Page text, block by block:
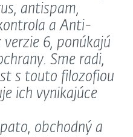
antispam,
a Anti-
6, ponúkajú
Sme radi,
s touto filozofiou
ich vynikajúce
obchodný a